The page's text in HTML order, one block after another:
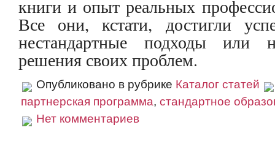
книги и опыт реальных
Все они, кстати, достигли
нестандартные подходы или
решения своих проблем.
Опубликовано в рубрике Каталог статей
партнерская программа, стандартное
Нет комментариев